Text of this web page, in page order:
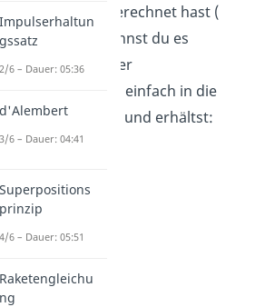
des Gewichtes berechnet hast (
), kannst du es
zusammen mit der
Längenänderung einfach in die
Formel einsetzen und erhältst:
Impulserhaltun
gssatz
2/6 – Dauer: 05:36
d'Alembert
3/6 – Dauer: 04:41
Superpositions
prinzip
4/6 – Dauer: 05:51
Raketengleichu
ng